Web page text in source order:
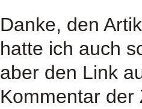
Danke, den
hatte ich auch
aber den Link
Kommentar der